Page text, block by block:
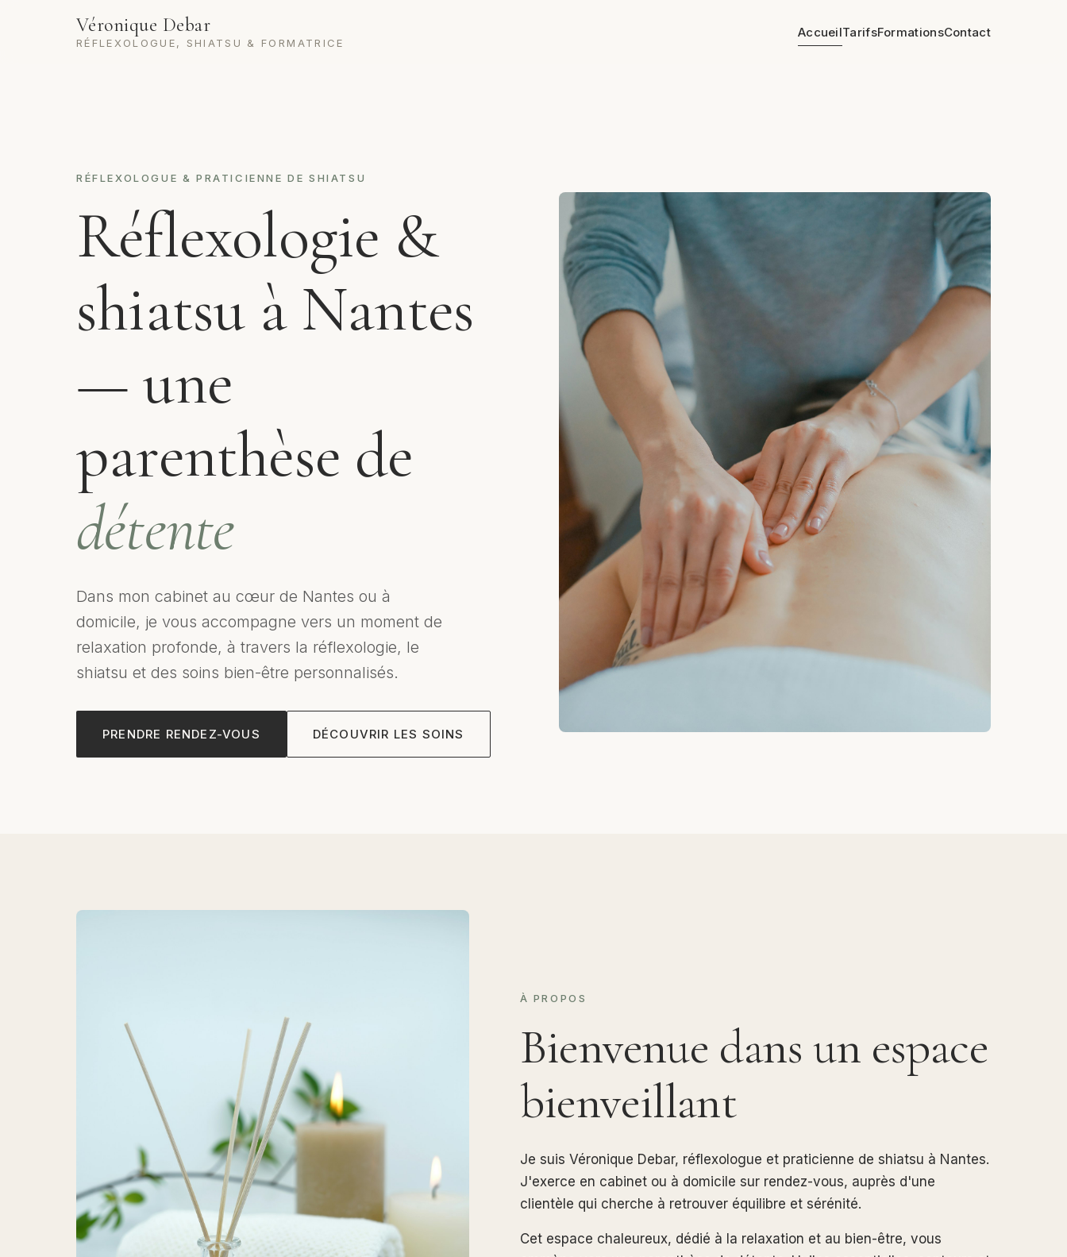
Véronique Debar
RÉFLEXOLOGUE, SHIATSU & FORMATRICE
AccueilTarifsFormationsContact
RÉFLEXOLOGUE & PRATICIENNE DE SHIATSU
Réflexologie &
shiatsu à Nantes
— une
parenthèse de
détente
Dans mon cabinet au cœur de Nantes ou à
domicile, je vous accompagne vers un moment de
relaxation profonde, à travers la réflexologie, le
shiatsu et des soins bien-être personnalisés.
PRENDRE RENDEZ-VOUS DÉCOUVRIR LES SOINS
À PROPOS
Bienvenue dans un espace
bienveillant
Je suis Véronique Debar, réflexologue et praticienne de shiatsu à Nantes.
J'exerce en cabinet ou à domicile sur rendez-vous, auprès d'une
clientèle qui cherche à retrouver équilibre et sérénité.
Cet espace chaleureux, dédié à la relaxation et au bien-être, vous